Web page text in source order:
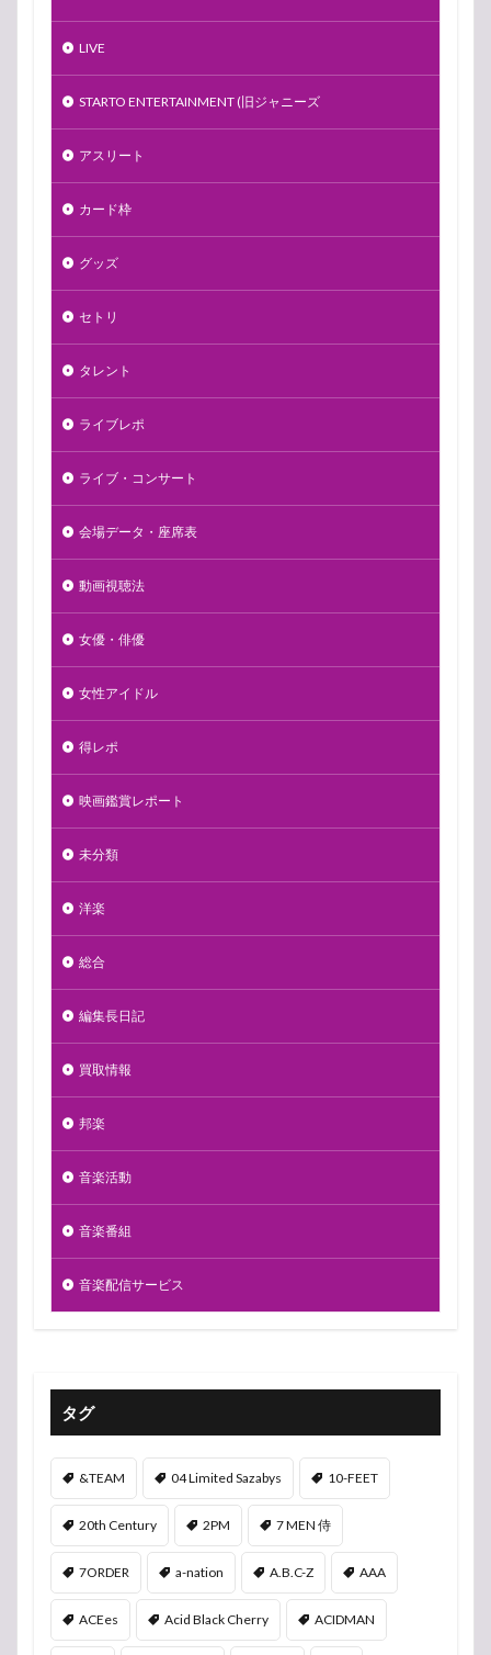
LIVE
STARTO ENTERTAINMENT (旧ジャニーズ
アスリート
カード枠
グッズ
セトリ
タレント
ライブレポ
ライブ・コンサート
会場データ・座席表
動画視聴法
女優・俳優
女性アイドル
得レポ
映画鑑賞レポート
未分類
洋楽
総合
編集長日記
買取情報
邦楽
音楽活動
音楽番組
音楽配信サービス
タグ
&TEAM 04 Limited Sazabys 10-FEET
20th Century 2PM 7 MEN 侍
7ORDER a-nation A.B.C-Z AAA
ACEes Acid Black Cherry ACIDMAN